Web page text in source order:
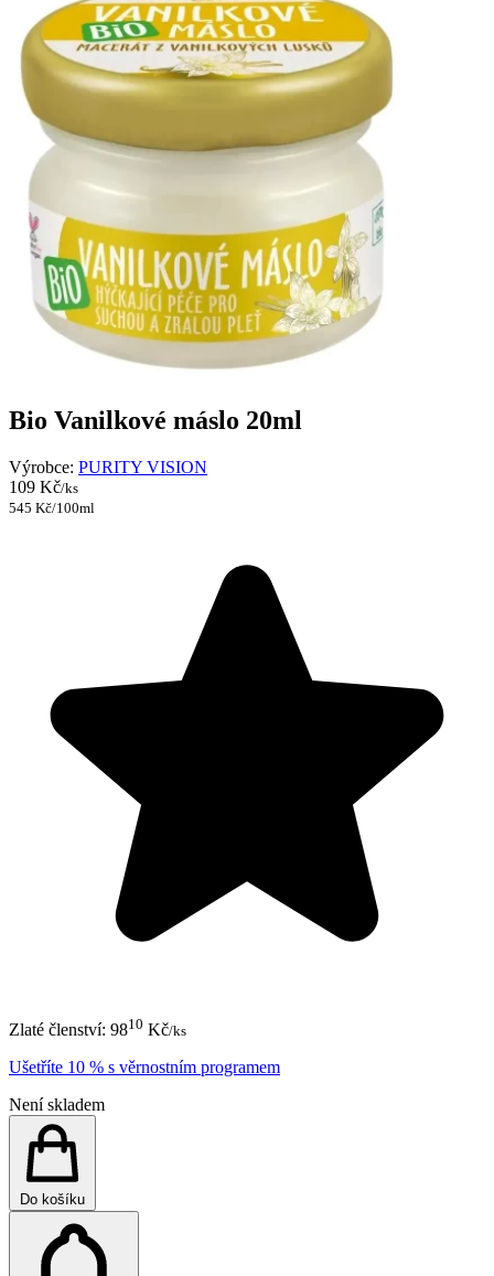
Bio Vanilkové máslo 20ml
Výrobce: PURITY VISION
109 Kč/ks
545 Kč/100ml
Zlaté členství: 9810 Kč/ks
Ušetříte 10 % s věrnostním programem
Není skladem
Do košíku